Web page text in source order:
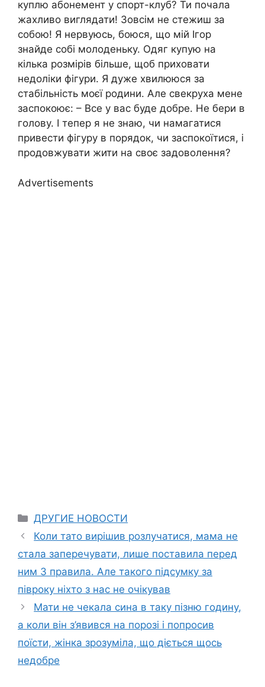
куплю абонемент у спорт-клуб? Ти почала
жахливо виглядати! Зовсім не стежиш за
собою! Я нервуюсь, боюся, що мій Ігор
знайде собі молоденьку. Одяг купую на
кілька розмірів більше, щоб приховати
недоліки фігури. Я дуже хвилююся за
стабільність моєї родини. Але свекруха мене
заспокоює: – Все у вас буде добре. Не бери в
голову. І тепер я не знаю, чи намагатися
привести фігуру в порядок, чи заспокоїтися, і
продовжувати жити на своє задоволення?
Advertisements
Categories
ДРУГИЕ НОВОСТИ
Коли тато вирішив розлучатися, мама не
стала заперечувати, лише поставила перед
ним 3 правила. Але такого підсумку за
півроку ніхто з нас не очікував
Мати не чекала сина в таку пізню годину,
а коли він з’явився на порозі і попросив
поїсти, жінка зрозуміла, що діється щось
недобре